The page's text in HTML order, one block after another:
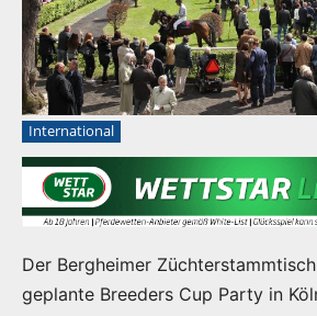
International
Der Bergheimer
geplante Breeders Cup Party in